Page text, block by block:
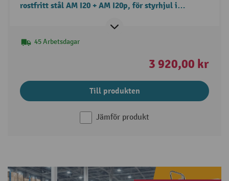
rostfritt stål AM I20 + AM I20p, för styrhjul i
45 Arbetsdagar
3 920,00 kr
Till produkten
Jämför produkt